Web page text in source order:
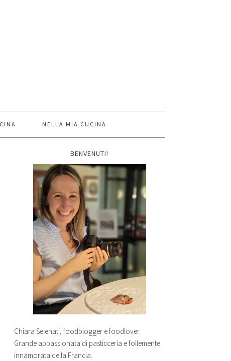
NELLA MIA CUCINA
BENVENUTI!
Chiara Selenati, foodblogger e foodlover.
Grande appassionata di pasticceria e follemente
innamorata della Francia.